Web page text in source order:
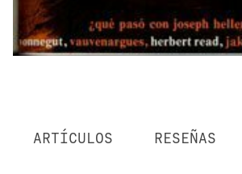
ARTÍCULOS RESEÑAS